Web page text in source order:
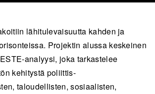
lähitulevaisuutta kahden ja
Projektin alussa keskeinen
analyysi, joka tarkastelee
kehitystä poliittis-
taloudellisten, sosiaalisten,